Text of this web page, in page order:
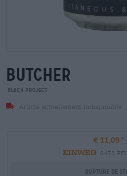
butcher
Black Project
Article actuellement indisponible
€ 11,09
EINWEG
0,47 L
Rupture de